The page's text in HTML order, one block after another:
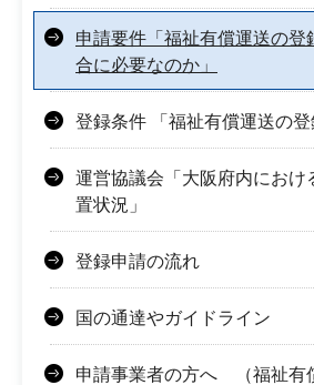
申請要件「福祉有償運送の登
合に必要なのか」
登録条件 「福祉有償運送の登
運営協議会「大阪府内におけ
置状況」
登録申請の流れ
国の通達やガイドライン
申請事業者の方へ （福祉有